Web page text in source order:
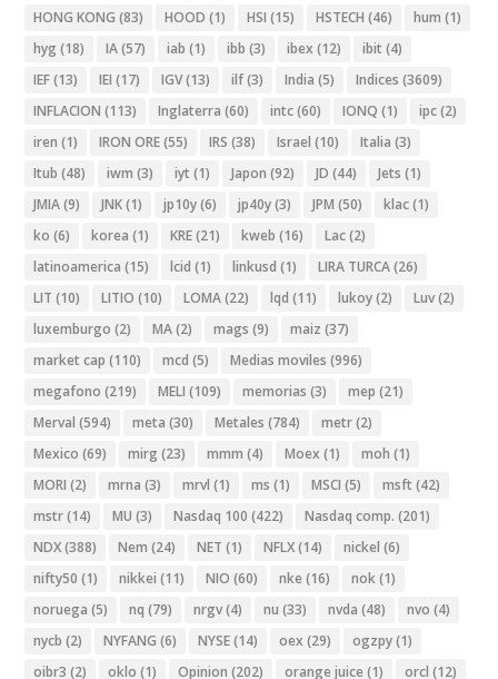
HONG KONG (83) HOOD (1) HSI (15) HSTECH (46) hum (1)
hyg (18) IA(57) iab (1) ibb (3) ibex (12) ibit (4)
IEF(13) IEI (17) IGV(13) ilf(3) India (5) Indices (3609)
INFLACION (113) Inglaterra (60) intc(60) IONQ (1) ipc(2)
iren (1) IRON ORE(55) IRS (38) Israel (10) Italia (3)
Itub (48) iwm (3) iyt (1) Japon (92) JD (44) Jets (1)
JMIA(9) JNK(1) jp10y(6) jp40y(3) JPM (50) klac(1)
ko (6) korea (1) KRE(21) kweb (16) Lac(2)
latinoamerica (15) lcid (1) linkusd (1) LIRA TURCA(26)
LIT (10) LITIO (10) LOMA(22) lqd (11) lukoy(2) Luv(2)
luxemburgo (2) MA(2) mags (9) maiz (37)
market cap (110) mcd (5) Medias moviles (996)
megafono (219) MELI (109) memorias (3) mep (21)
Merval (594) meta (30) Metales (784) metr(2)
Mexico (69) mirg (23) mmm (4) Moex (1) moh (1)
MORI (2) mrna (3) mrvl (1) ms (1) MSCI (5) msft (42)
mstr(14) MU (3) Nasdaq 100 (422) Nasdaq comp. (201)
NDX(388) Nem (24) NET (1) NFLX(14) nickel (6)
nifty50 (1) nikkei (11) NIO (60) nke (16) nok(1)
noruega (5) nq (79) nrgv(4) nu (33) nvda (48) nvo (4)
nycb (2) NYFANG (6) NYSE(14) oex (29) ogzpy(1)
oibr3 (2) oklo (1) Opinion (202) orange juice (1) orcl (12)